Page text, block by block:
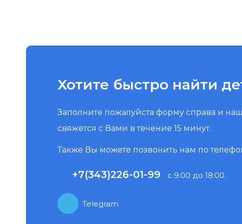
Хотите быстро найти
Заполните пожалуйста форму справа и
свяжется с Вами в течение 15 минут.
Также Вы можете позвонить нам по
+7(343)226-01-99 с 9:00 до 18:00.
Telegram